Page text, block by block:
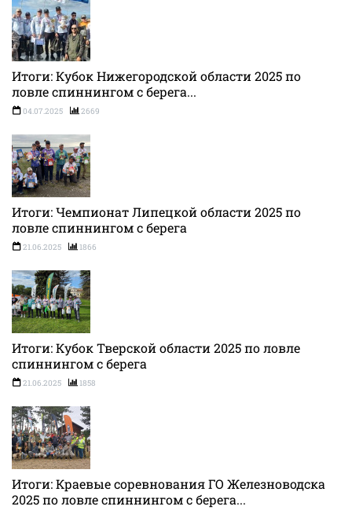
Итоги: Кубок Нижегородской области 2025 по
ловле спиннингом с берега...
04.07.2025 2669
Итоги: Чемпионат Липецкой области 2025 по
ловле спиннингом с берега
21.06.2025 1866
Итоги: Кубок Тверской области 2025 по ловле
спиннингом с берега
21.06.2025 1858
Итоги: Краевые соревнования ГО Железноводска
2025 по ловле спиннингом с берега...